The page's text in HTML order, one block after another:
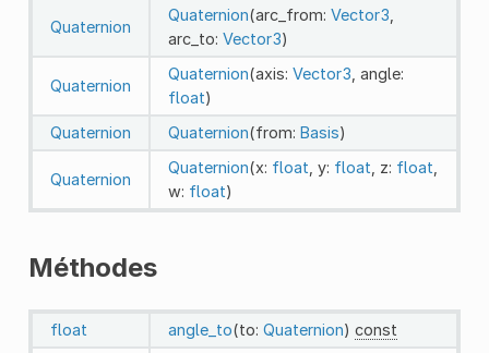
Quaternion
Quaternion(arc_from: Vector3
arc_to: Vector3)
Quaternion
Quaternion(axis: Vector3 , angle:
float)
Quaternion
Quaternion(from: Basis)
Quaternion
Quaternion(x: float , y: float , z: float
w: float)
Méthodes
float angle_to(to: Quaternion) const